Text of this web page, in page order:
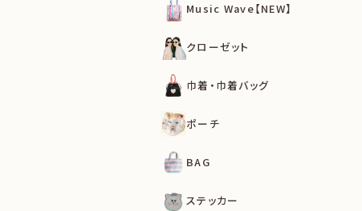
Music Wave【NEW】
クローゼット
巾着・巾着バッグ
ポーチ
BAG
ステッカー